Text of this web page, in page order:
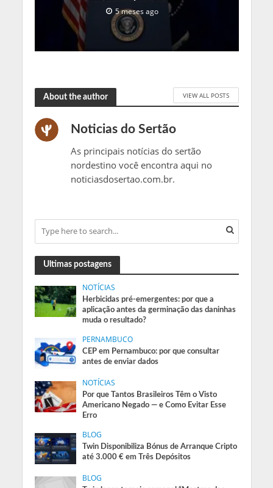
5 meses ago
About the author VIEW ALL POSTS
Noticias do Sertão
As principais notícias do sertão
nordestino você encontra aqui no
noticiasdosertao.com.br.
Ultimas postagens
NOTÍCIAS
Herbicidas pré-emergentes: por que a
aplicação antes da germinação das daninhas
muda o resultado?
PERNAMBUCO
CEP em Pernambuco: por que consultar
antes de enviar dados
NOTÍCIAS
Por que Tantos Brasileiros Têm o Visto
Americano Negado — e Como Evitar Esse
Erro
BLOG
Twin Disponibiliza Bónus de Arranque Cripto
até 3.000 € em Três Depósitos
BLOG